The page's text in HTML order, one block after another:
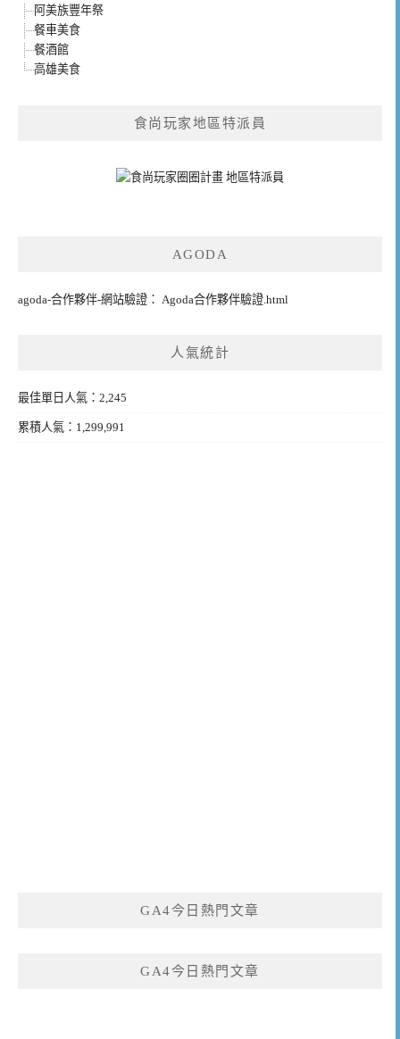
阿美族豐年祭
餐車美食
餐酒館
高雄美食
食尚玩家地區特派員
AGODA
agoda-合作夥伴-網站驗證： Agoda合作夥伴驗證.html
人氣統計
最佳單日人氣：2,245
累積人氣：1,299,991
GA4今日熱門文章
GA4今日熱門文章